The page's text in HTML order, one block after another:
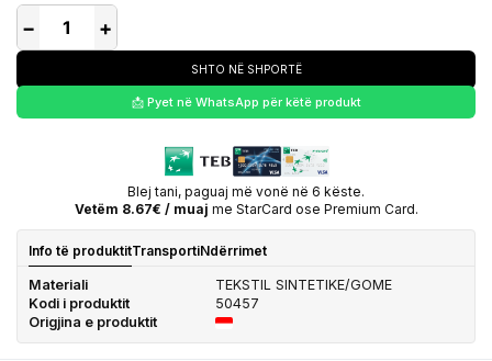
− +
SHTO NË SHPORTË
📩 Pyet në WhatsApp për këtë produkt
Blej tani, paguaj më vonë në 6 këste.
Vetëm 8.67€ / muaj me StarCard ose Premium Card.
Info të produktitTransportiNdërrimet
Materiali
TEKSTIL SINTETIKE/GOME
Kodi i produktit
50457
Origjina e produktit